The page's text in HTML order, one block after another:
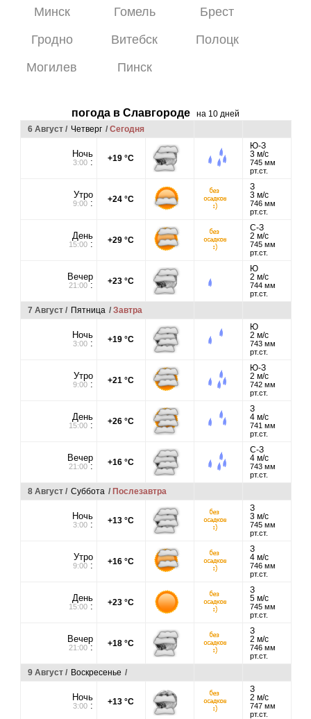
Минск Гомель
Брест
Гродно
Витебск
Полоцк
Могилев
Пинск
погода в Славгороде на 10 дней
6 Август / Четверг / Сегодня
Ночь
3:00: +19 °C
Ю-З
3 м/с
745 мм
рт.ст.
Утро
9:00: +24 °C
З
3 м/с
746 мм
рт.ст.
День
15:00: +29 °C
С-З
2 м/с
745 мм
рт.ст.
Вечер
21:00: +23 °C
Ю
2 м/с
744 мм
рт.ст.
7 Август / Пятница / Завтра
Ночь
3:00: +19 °C
Ю
2 м/с
743 мм
рт.ст.
Утро
9:00: +21 °C
Ю-З
2 м/с
742 мм
рт.ст.
День
15:00: +26 °C
З
4 м/с
741 мм
рт.ст.
Вечер
21:00: +16 °C
С-З
4 м/с
743 мм
рт.ст.
8 Август / Суббота / Послезавтра
Ночь
3:00: +13 °C
З
3 м/с
745 мм
рт.ст.
Утро
9:00: +16 °C
З
4 м/с
746 мм
рт.ст.
День
15:00: +23 °C
З
5 м/с
745 мм
рт.ст.
Вечер
21:00: +18 °C
З
2 м/с
746 мм
рт.ст.
9 Август / Воскресенье /
Ночь
3:00: +13 °C
З
2 м/с
747 мм
рт.ст.